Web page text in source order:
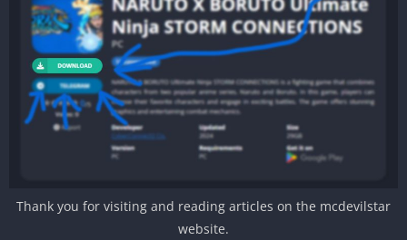
Thank you for visiting and reading articles on the mcdevilstar
website.